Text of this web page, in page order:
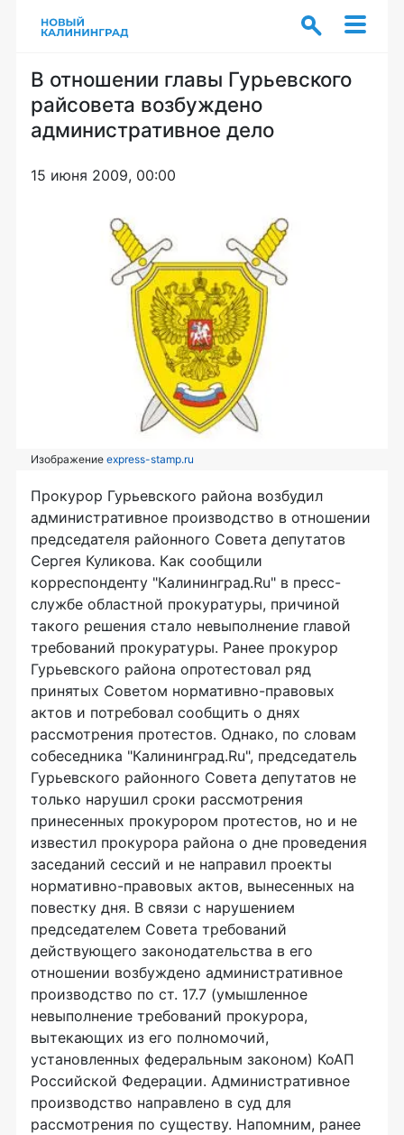
В отношении главы Гурьевского
райсовета возбуждено
административное дело
15 июня 2009, 00:00
Изображение express-stamp.ru
Прокурор Гурьевского района возбудил
административное производство в отношении
председателя районного Совета депутатов
Сергея Куликова. Как сообщили
корреспонденту "Калининград.Ru" в пресс-
службе областной прокуратуры, причиной
такого решения стало невыполнение главой
требований прокуратуры. Ранее прокурор
Гурьевского района опротестовал ряд
принятых Советом нормативно-правовых
актов и потребовал сообщить о днях
рассмотрения протестов. Однако, по словам
собеседника "Калининград.Ru", председатель
Гурьевского районного Совета депутатов не
только нарушил сроки рассмотрения
принесенных прокурором протестов, но и не
известил прокурора района о дне проведения
заседаний сессий и не направил проекты
нормативно-правовых актов, вынесенных на
повестку дня. В связи с нарушением
председателем Совета требований
действующего законодательства в его
отношении возбуждено административное
производство по ст. 17.7 (умышленное
невыполнение требований прокурора,
вытекающих из его полномочий,
установленных федеральным законом) КоАП
Российской Федерации. Административное
производство направлено в суд для
рассмотрения по существу. Напомним, ранее